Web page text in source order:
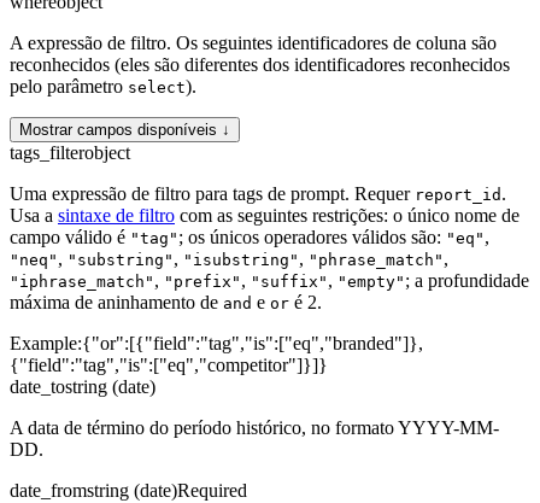
A expressão de filtro. Os seguintes identificadores de coluna são
reconhecidos (eles são diferentes dos identificadores reconhecidos
pelo parâmetro select).
Mostrar campos disponíveis ↓
tags_filterobject
Uma expressão de filtro para tags de prompt. Requer report_id .
Usa a sintaxe de filtro com as seguintes restrições: o único nome de
campo válido é "tag" ; os únicos operadores válidos são: "eq" ,
"neq" , "substring" , "isubstring" , "phrase_match" ,
"iphrase_match" , "prefix" , "suffix" , "empty" ; a profundidade
máxima de aninhamento de and e or é 2.
Example:{"or":[{"field":"tag","is":["eq","branded"]},
{"field":"tag","is":["eq","competitor"]}]}
date_tostring (date)
A data de término do período histórico, no formato YYYY-MM-
DD.
date_fromstring (date)Required